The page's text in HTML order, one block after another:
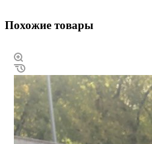
Похожие товары